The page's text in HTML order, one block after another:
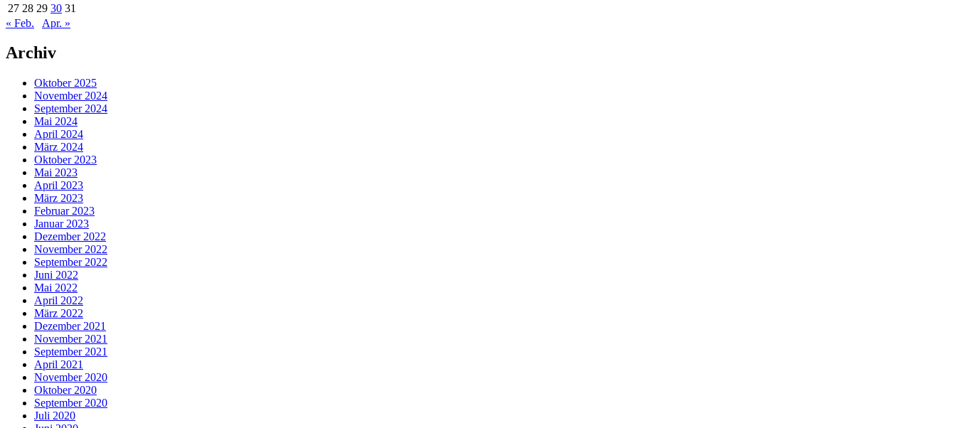
27 28 29 30 31
« Feb.
Apr. »
Archiv
Oktober 2025
November 2024
September 2024
Mai 2024
April 2024
März 2024
Oktober 2023
Mai 2023
April 2023
März 2023
Februar 2023
Januar 2023
Dezember 2022
November 2022
September 2022
Juni 2022
Mai 2022
April 2022
März 2022
Dezember 2021
November 2021
September 2021
April 2021
November 2020
Oktober 2020
September 2020
Juli 2020